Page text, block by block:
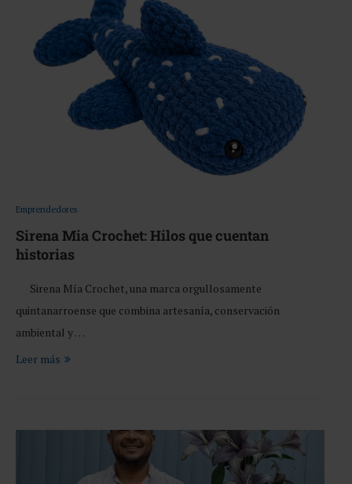
Emprendedores
Sirena Mia Crochet: Hilos que cuentan
historias
Sirena Mía Crochet, una marca orgullosamente
quintanarroense que combina artesanía, conservación
ambiental y …
Leer más